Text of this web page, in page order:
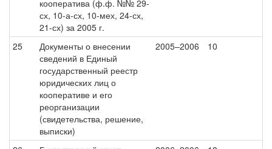
кооператива (ф.ф. №№ 29-
сх, 10-а-сх, 10-мех, 24-сх,
21-сх) за 2005 г.
25
Документы о внесении
сведений в Единый
государственный реестр
юридических лиц о
кооперативе и его
реорганизации
(свидетельства, решение,
выписки)
2005–2006 10